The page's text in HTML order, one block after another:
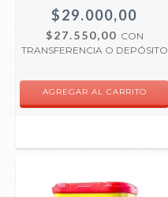
$29.000,00
$27.550,00 CON
TRANSFERENCIA O DEPÓSITO